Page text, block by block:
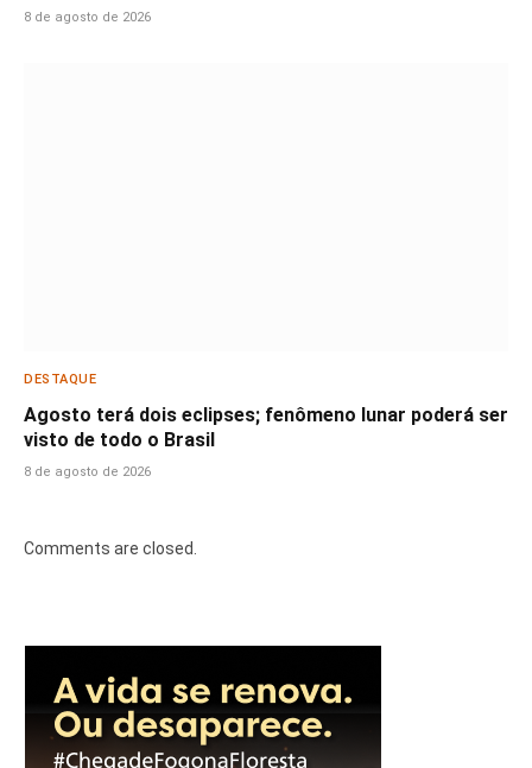
8 de agosto de 2026
DESTAQUE
Agosto terá dois eclipses; fenômeno lunar poderá ser
visto de todo o Brasil
8 de agosto de 2026
Comments are closed.